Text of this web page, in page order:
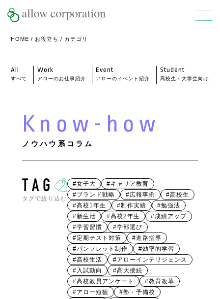
HOME / お役立ち / カテゴリ
All
すべて
Work
アローのお仕事紹介
Event
アローのイベント紹介
Student
高校生・大学生向け記事
Know-how
ノウハウ系コラム
タグで絞り込む
#女子大
#キャリア教育
#ブランド戦略
#広報事例
#高校生
#高校1年生
#制作実績
#勉強法
#新生活
#高校2年生
#成績アップ
#学習習慣
#学部選び
#定期テスト対策
#進路指導
#パンフレット制作
#効率的学習
#高校生活
#アローインテリジェンス
#入試動向
#高大接続
#高校教員アンケート
#教育改革
#アロー短観
#塾・予備校